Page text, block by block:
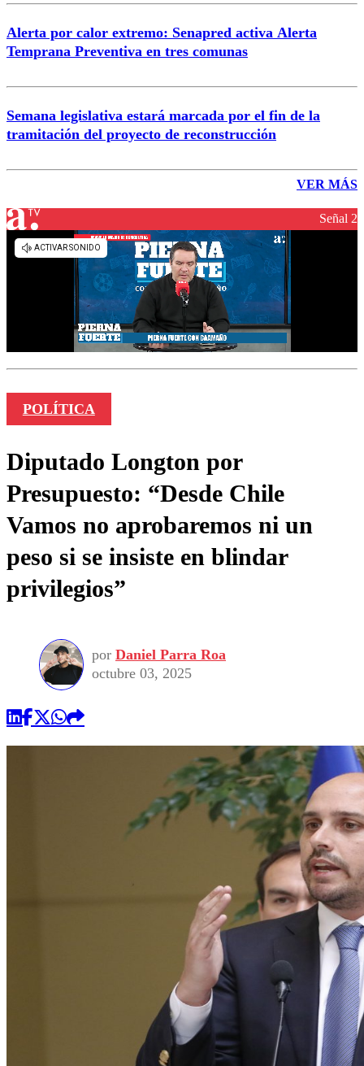
Alerta por calor extremo: Senapred activa Alerta
Temprana Preventiva en tres comunas
Semana legislativa estará marcada por el fin de la
tramitación del proyecto de reconstrucción
VER MÁS
Señal 2
POLÍTICA
Diputado Longton por
Presupuesto: “Desde Chile
Vamos no aprobaremos ni un
peso si se insiste en blindar
privilegios”
por Daniel Parra Roa
octubre 03, 2025